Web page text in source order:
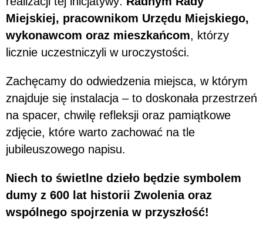
Miejskiej, pracownikom Urzędu Miejskiego,
wykonawcom oraz mieszkańcom, którzy
licznie uczestniczyli w uroczystości.
Zachęcamy do odwiedzenia miejsca, w którym
znajduje się instalacja – to doskonała przestrzeń
na spacer, chwilę refleksji oraz pamiątkowe
zdjęcie, które warto zachować na tle
jubileuszowego napisu.
Niech to świetlne dzieło będzie symbolem
dumy z 600 lat historii Zwolenia oraz
wspólnego spojrzenia w przyszłość!